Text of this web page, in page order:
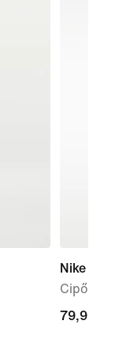
Nike Force
Cipő
79,99
79,99 €